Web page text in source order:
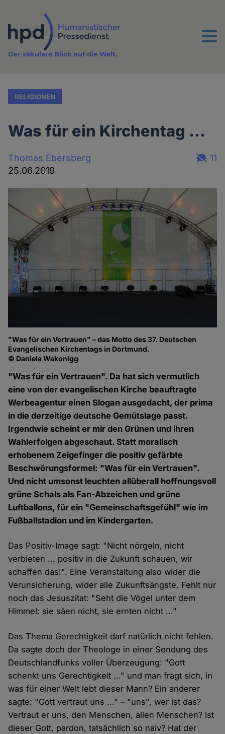
Inhalt
Menu
Der säkulare Blick auf die Welt.
RELIGIONEN
Was für ein Kirchentag ...
Thomas Ebersberg
25.06.2019
11
"Was für ein Vertrauen" – das Motto des 37. Deutschen
Evangelischen Kirchentags in Dortmund.
© Daniela Wakonigg
"Was für ein Vertrauen". Da hat sich vermutlich
eine von der evangelischen Kirche beauftragte
Werbeagentur einen Slogan ausgedacht, der prima
in die derzeitige deutsche Gemütslage passt.
Irgendwie scheint er mir den Grünen und ihren
Wahlerfolgen abgeschaut. Statt moralisch
erhobenem Zeigefinger die positiv gefärbte
Beschwörungsformel: "Was für ein Vertrauen".
Und nicht umsonst leuchten allüberall hoffnungsvoll
grüne Schals als Fan-Abzeichen und grüne
Luftballons, für ein "Gemeinschaftsgefühl" wie im
Fußballstadion und im Kindergarten.
Das Positiv-Image sagt: "Nicht nörgeln, nicht
verbieten ... positiv in die Zukunft schauen, wir
schaffen das!". Eine Veranstaltung also wider die
Verunsicherung, wider alle Zukunftsängste. Fehlt nur
noch das Jesuszitat: "Seht die Vögel unter dem
Himmel: sie säen nicht, sie ernten nicht ..."
Das Thema Gerechtigkeit darf natürlich nicht fehlen.
Da sagte doch der Theologe in einer Sendung des
Deutschlandfunks voller Überzeugung: "Gott
schenkt uns Gerechtigkeit ..." und man fragt sich, in
was für einer Welt lebt dieser Mann? Ein anderer
sagte: "Gott vertraut uns ..." – "uns", wer ist das?
Vertraut er uns, den Menschen, allen Menschen? Ist
dieser Gott, pardon, tatsächlich so naiv? Hat der